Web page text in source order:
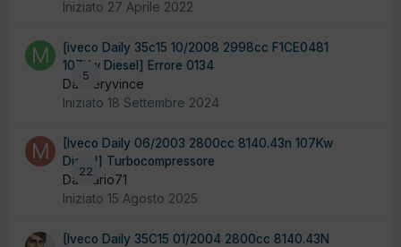
Iniziato 27 Aprile 2022
5
[iveco Daily 35c15 10/2008 2998cc F1CE0481
107Kw Diesel] Errore 0134
Da meryvince
Iniziato 18 Settembre 2024
22
[Iveco Daily 06/2003 2800cc 8140.43n 107Kw
Diesel] Turbocompressore
Da mario71
Iniziato 15 Agosto 2025
[Iveco Daily 35C15 01/2004 2800cc 8140.43N